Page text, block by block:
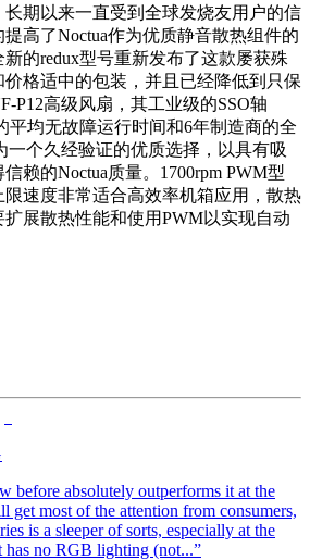
期以来一直受到全球发烧友用户的信
高了Noctua作为优质静音散热组件的
的redux型号重新发布了这款屡获殊
格适中的包装，并且已经降低到只保
P12高级风扇，其工业级的SSO轴
平均无故障运行时间和6年制造商的全
一个久经验证的优质选择，以具有吸
赖的Noctua质量。1700rpm PWM型
速度非常适合高效率机箱应用，散热
展散热性能和使用PWM以实现自动
before absolutely outperforms it at the
get most of the attention from consumers,
is a sleeper of sorts, especially at the
has no RGB lighting (not...”